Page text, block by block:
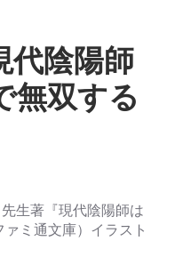
代陰陽師
無双する
生著『現代陰陽師は
ミ通文庫）イラスト